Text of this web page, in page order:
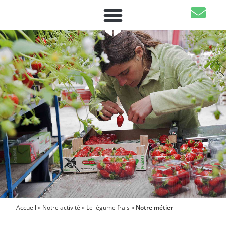
Accueil » Notre activité » Le légume frais » Notre métier